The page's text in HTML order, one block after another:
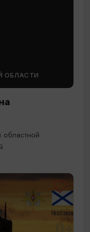
ОБЛАСТИ
областной